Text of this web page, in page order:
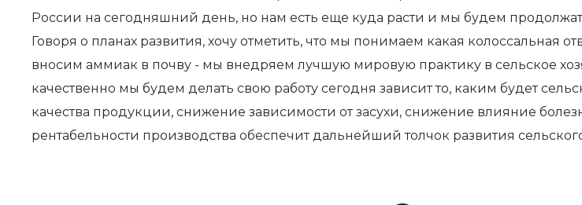
России на сегодняшний день, но нам есть еще куда расти и мы будем
Говоря о планах развития, хочу отметить, что мы понимаем какая колоссальная
вносим аммиак в почву - мы внедряем лучшую мировую практику в сельское
качественно мы будем делать свою работу сегодня зависит то, каким будет
качества продукции, снижение зависимости от засухи, снижение влияние
рентабельности производства обеспечит дальнейший толчок развития